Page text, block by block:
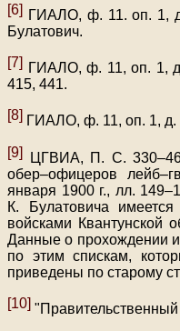
[6] ГИАЛО, ф. 11. оп. 1,
Булатович.
[7] ГИАЛО, ф. 11, оп. 1,
415, 441.
[8] ГИАЛО, ф. 11, оп. 1, д.
[9]
ЦГВИА, П. С.
обер–офицеров
января 1900 г., лл.
К. Булатовича
войсками Квантунской
Данные о прохождении
по этим спискам,
приведены по старому
[10] "Правительственный